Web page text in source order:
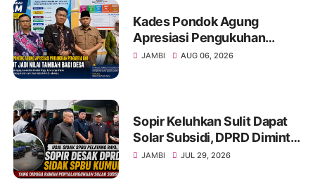
Kades Pondok Agung
Apresiasi Pengukuhan
Penggerak HAM, Sebut Jadi
JAMBI AUG 06, 2026
Sopir Keluhkan Sulit Dapat
Solar Subsidi, DPRD Diminta
Sidak SPBU Kumun
JAMBI JUL 29, 2026